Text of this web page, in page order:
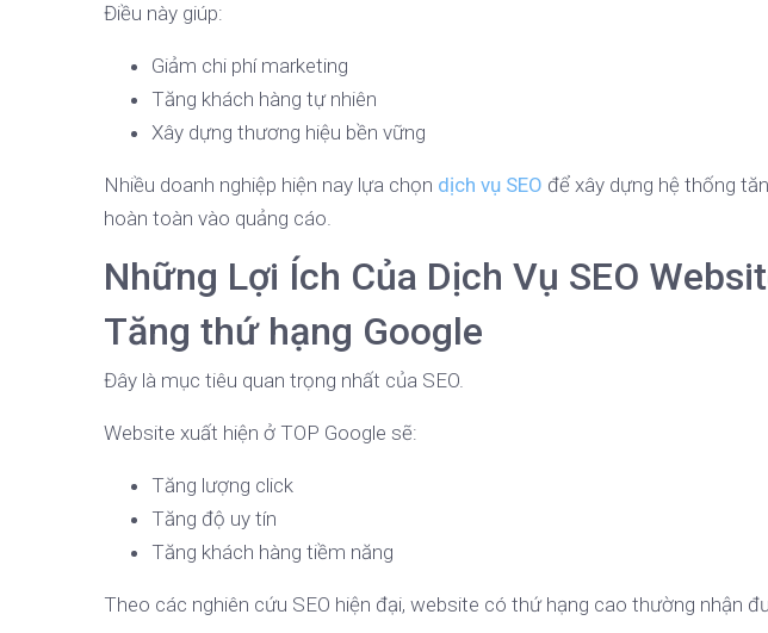
Điều này giúp:
Giảm chi phí marketing
Tăng khách hàng tự nhiên
Xây dựng thương hiệu bền vững
Nhiều doanh nghiệp hiện nay lựa chọn dịch vụ SEO để xây dựng hệ thống
hoàn toàn vào quảng cáo.
Những Lợi Ích Của Dịch Vụ SEO
Tăng thứ hạng Google
Đây là mục tiêu quan trọng nhất của SEO.
Website xuất hiện ở TOP Google sẽ:
Tăng lượng click
Tăng độ uy tín
Tăng khách hàng tiềm năng
Theo các nghiên cứu SEO hiện đại, website có thứ hạng cao thường nhận